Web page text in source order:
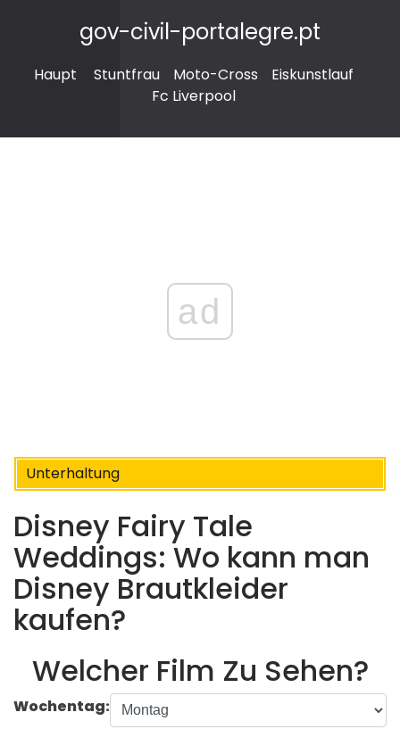
gov-civil-portalegre.pt
Haupt Stuntfrau Moto-Cross
Eiskunstlauf
Fc Liverpool
ad
Unterhaltung
Disney Fairy Tale
Weddings: Wo kann man
Disney Brautkleider
kaufen?
Welcher Film Zu Sehen?
Wochentag: